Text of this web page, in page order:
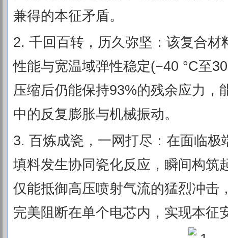
兼得的本征矛盾。
2. 千回百转，历久弥坚：该复合
性能与宽温域弹性稳定(−40 °C至
压缩后仍能保持93%的残余应力，
中的反复膨胀与机械振动。
3. 百炼成瓷，一网打尽：在面临
填料发生协同瓷化反应，瞬间构筑
仅能抵御高压喷射气流的猛烈冲击
完美阻断在单个电芯内，实现本征